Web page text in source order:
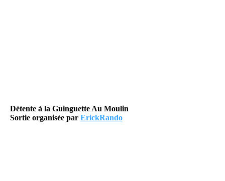
Détente à la Guinguette Au Moulin
Sortie organisée par ErickRando